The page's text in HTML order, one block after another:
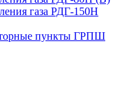
газа РДГ-150Н
пункты ГРПШ